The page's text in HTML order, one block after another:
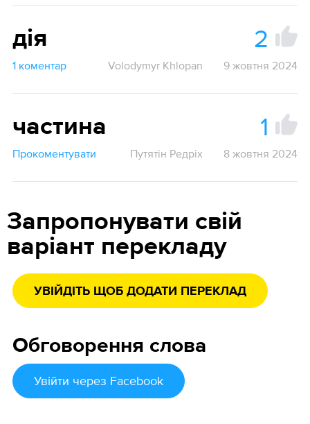
дія 2
1 коментар Volodymyr Khlopan 9 жовтня 2024
частина 1
Прокоментувати Путятін Редріх 8 жовтня 2024
Запропонувати свій
варіант перекладу
УВІЙДІТЬ ЩОБ ДОДАТИ ПЕРЕКЛАД
Обговорення слова
Увійти через Facebook